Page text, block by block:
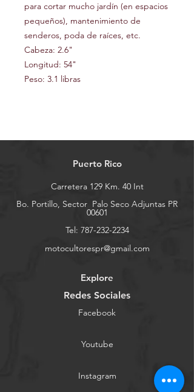
para cortar mucho jardín (en espacios
pequeños), mantenimiento de
senderos, poda de raíces, etc.
Cabeza: 2.6"
Longitud: 54"
Peso: 3.1 libras
Puerto Rico
Carretera 129 Km. 40 Int
Bo. Portillo, Sector Palo Seco Adjuntas PR
00601
Tel: 787-232-2234
motocultorespr@gmail.com
Explore
Redes Sociales
Facebook
Youtube
Instagram